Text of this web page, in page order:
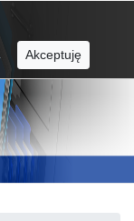
Akceptuję